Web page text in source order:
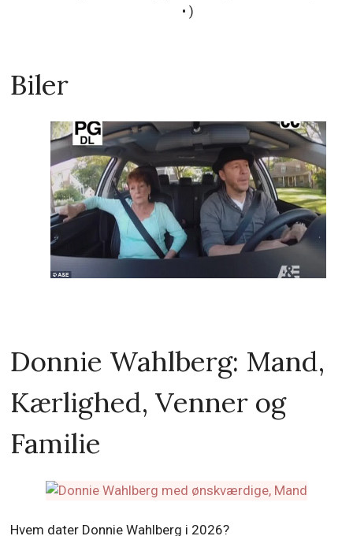
• )
Biler
Donnie Wahlberg: Mand,
Kærlighed, Venner og
Familie
Hvem dater Donnie Wahlberg i 2026?